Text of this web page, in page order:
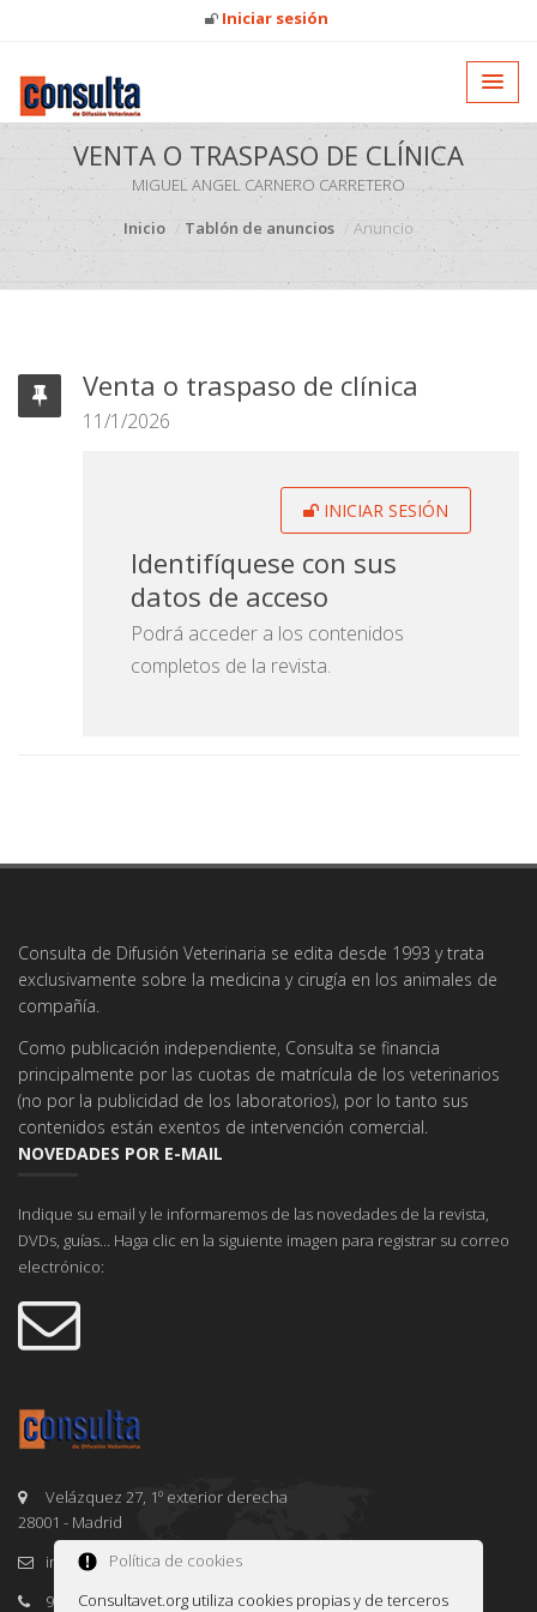
Iniciar sesión
VENTA O TRASPASO DE CLÍNICA
MIGUEL ANGEL CARNERO CARRETERO
Inicio
Tablón de anuncios Anuncio
Venta o traspaso de clínica
11/1/2026
INICIAR SESIÓN
Identifíquese con sus
datos de acceso
Podrá acceder a los contenidos
completos de la revista.
Consulta de Difusión Veterinaria se edita desde 1993 y trata
exclusivamente sobre la medicina y cirugía en los animales de
compañía.
Como publicación independiente, Consulta se financia
principalmente por las cuotas de matrícula de los veterinarios
(no por la publicidad de los laboratorios), por lo tanto sus
contenidos están exentos de intervención comercial.
NOVEDADES POR E-MAIL
Indique su email y le informaremos de las novedades de la revista,
DVDs, guías... Haga clic en la siguiente imagen para registrar su correo
electrónico:
Velázquez 27, 1º exterior derecha
28001 - Madrid
info@consultavet.org
91 995 38 25
Política de cookies
Consultavet.org utiliza cookies propias y de terceros